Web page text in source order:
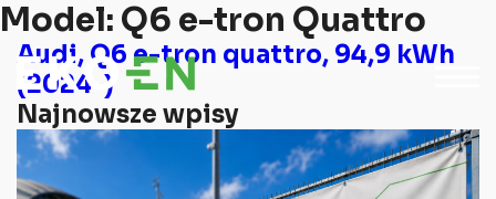
Model: Q6 e-tron Quattro
Audi, Q6 e-tron quattro, 94,9 kWh
(2024-)
Najnowsze wpisy